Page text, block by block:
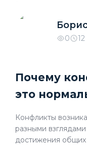
0
Почему
это
Конфликты
разными
достижения